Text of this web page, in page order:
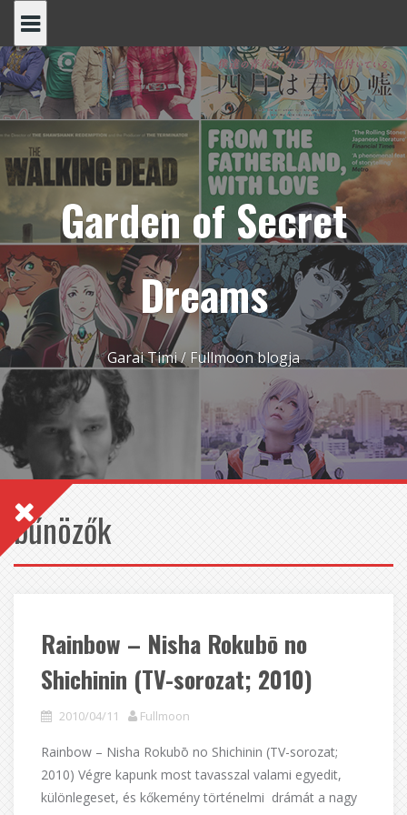
content
Garden of Secret
Dreams
Garai Timi / Fullmoon blogja
bűnözők
Rainbow – Nisha Rokubō no
Shichinin (TV-sorozat; 2010)
2010/04/11 Fullmoon
Rainbow – Nisha Rokubō no Shichinin (TV-sorozat;
2010) Végre kapunk most tavasszal valami egyedit,
különlegeset, és kőkemény történelmi drámát a nagy